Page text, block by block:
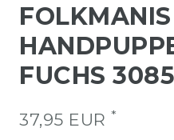
FOLKMANIS
FUCHS 3085
37,95 EUR *